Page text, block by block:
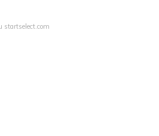
startselect.com